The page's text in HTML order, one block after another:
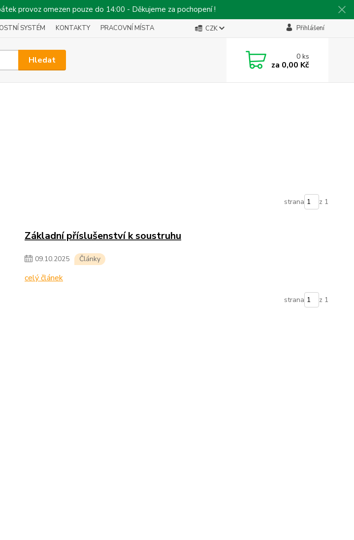
provoz omezen pouze do 14:00 - Děkujeme za pochopení !
SYSTÉM KONTAKTY PRACOVNÍ MÍSTA CZK Přihlášení
Hledat 0ks
za 0,00 Kč
strana z 1
Základní příslušenství k soustruhu
09.10.2025 Články
celý článek
strana z 1